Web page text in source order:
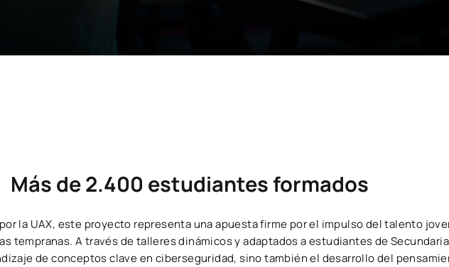
Más de 2.400 estudiantes formados
la UAX, este proyecto representa una apuesta firme por el impulso del talento
tempranas. A través de talleres dinámicos y adaptados a estudiantes de
de conceptos clave en ciberseguridad, sino también el desarrollo del